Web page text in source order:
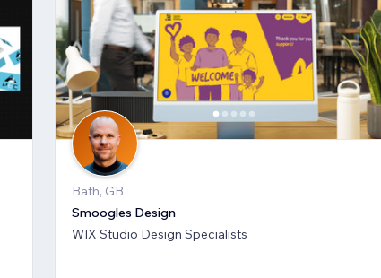
Bath, GB
Smoogles Design
WIX Studio Design Specialists